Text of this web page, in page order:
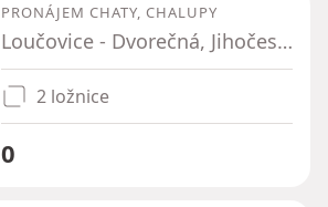
PRONÁJEM CHATY, CHALUPY
Loučovice - Dvorečná, Jihočeský kraj
2 ložnice
0